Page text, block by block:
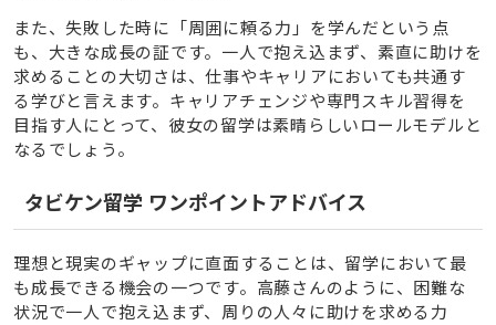
また、失敗した時に「周囲に頼る力」を学んだという点
も、大きな成長の証です。一人で抱え込まず、素直に助けを
求めることの大切さは、仕事やキャリアにおいても共通す
る学びと言えます。キャリアチェンジや専門スキル習得を
目指す人にとって、彼女の留学は素晴らしいロールモデルと
なるでしょう。
タビケン留学 ワンポイントアドバイス
理想と現実のギャップに直面することは、留学において最
も成長できる機会の一つです。高藤さんのように、困難な
状況で一人で抱え込まず、周りの人々に助けを求める力